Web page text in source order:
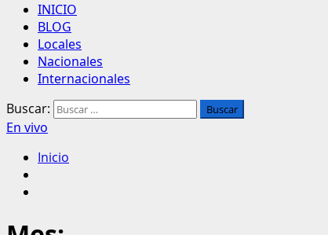
INICIO
BLOG
Locales
Nacionales
Internacionales
Buscar:
En vivo
Inicio